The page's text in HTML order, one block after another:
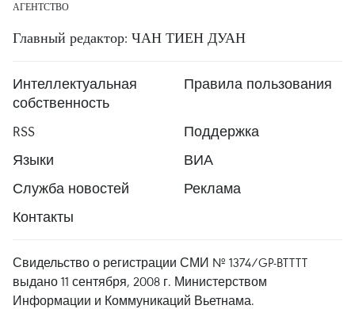
АГЕНТСТВО
Главный редактор: ЧАН ТИЕН ДУАН
Интеллектуальная
собственность
Правила пользования
RSS
Поддержка
Языки
ВИА
Служба новостей
Реклама
Контакты
Свидельство о регистрации СМИ № 1374/GP-BTTTT
выдано 11 сентября, 2008 г. Министерством
Информации и Коммуникаций Вьетнама.